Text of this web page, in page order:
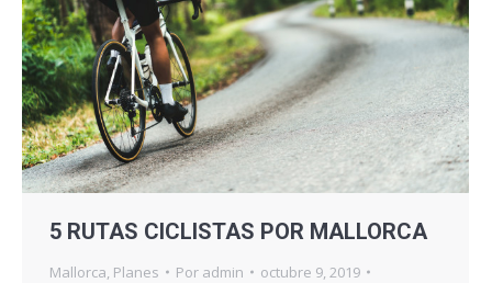
5 RUTAS CICLISTAS POR MALLORCA
Mallorca, Planes Por admin
octubre 9, 2019